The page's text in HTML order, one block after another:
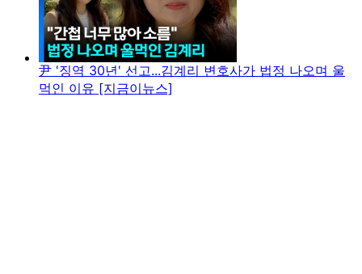
尹 '징역 30년' 선고...김계리 변호사가 법정 나오며 울
먹인 이유 [지금이뉴스]